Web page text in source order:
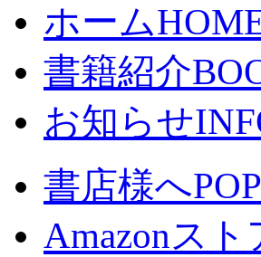
ホーム
書籍紹介
お知らせ
書店様へPOP
Amazonスト